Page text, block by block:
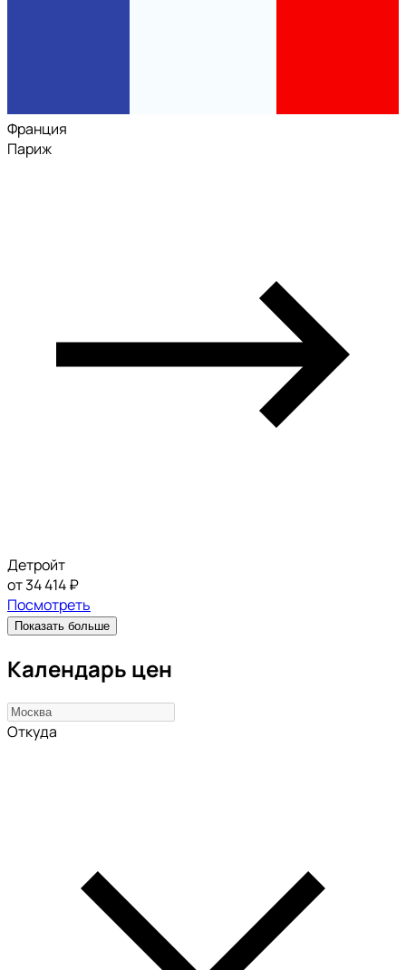
Франция
Париж
Детройт
от 34 414 ₽
Посмотреть
Показать больше
Календарь цен
Откуда